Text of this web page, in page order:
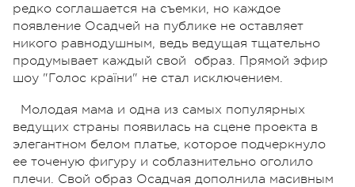
редко соглашается на съемки, но каждое
появление Осадчей на публике не оставляет
никого равнодушным, ведь ведущая тщательно
продумывает каждый свой образ. Прямой эфир
шоу "Голос країни" не стал исключением.
Молодая мама и одна из самых популярных
ведущих страны появилась на сцене проекта в
элегантном белом платье, которое подчеркнуло
ее точеную фигуру и соблазнительно оголило
плечи. Свой образ Осадчая дополнила масивным